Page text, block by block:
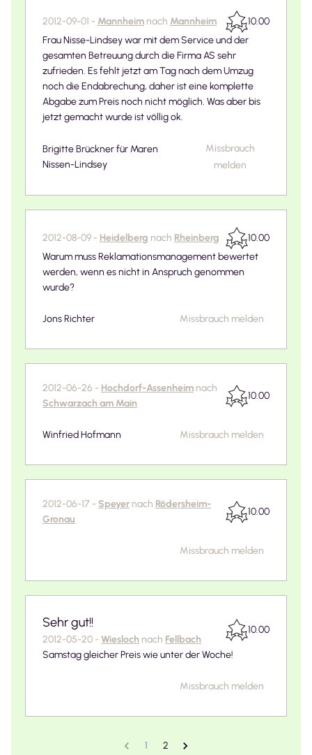
2012-09-01 - Mannheim nach Mannheim
10.00
Frau Nisse-Lindsey war mit dem Service und der
gesamten Betreuung durch die Firma AS sehr
zufrieden. Es fehlt jetzt am Tag nach dem Umzug
noch die Endabrechung, daher ist eine komplette
Abgabe zum Preis noch nicht möglich. Was aber bis
jetzt gemacht wurde ist völlig ok.
Brigitte Brückner für Maren
Nissen-Lindsey
Missbrauch
melden
2012-08-09 - Heidelberg nach Rheinberg
10.00
Warum muss Reklamationsmanagement bewertet
werden, wenn es nicht in Anspruch genommen
wurde?
Jons Richter Missbrauch melden
2012-06-26 - Hochdorf-Assenheim nach
Schwarzach am Main
10.00
Winfried Hofmann Missbrauch melden
2012-06-17 - Speyer nach Rödersheim-
Gronau
10.00
Missbrauch melden
Sehr gut!!
2012-05-20 - Wiesloch nach Fellbach
10.00
Samstag gleicher Preis wie unter der Woche!
Missbrauch melden
1 2